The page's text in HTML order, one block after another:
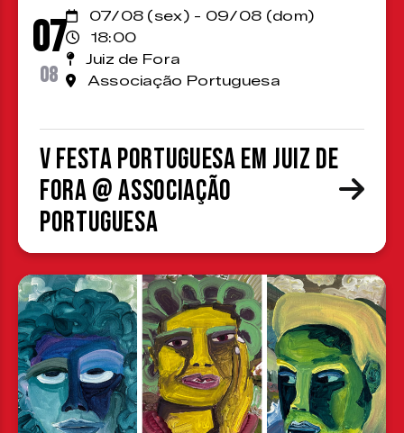
07
08
07/08 (sex) - 09/08 (dom)
18:00
Juiz de Fora
Associação Portuguesa
V Festa Portuguesa em Juiz de
Fora @ Associação
Portuguesa